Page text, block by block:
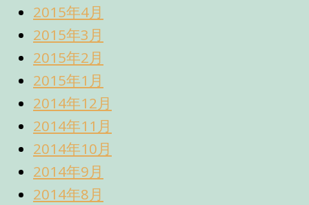
2015年4月
2015年3月
2015年2月
2015年1月
2014年12月
2014年11月
2014年10月
2014年9月
2014年8月